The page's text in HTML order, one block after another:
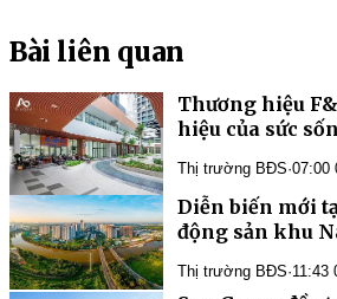
Bài liên quan
Thương hiệu
hiệu của sức
Thị trường BĐS·07:00
Diễn biến mới
động sản khu
Thị trường BĐS·11:43